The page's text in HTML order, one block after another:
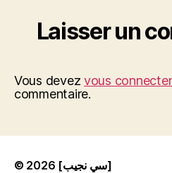
Laisser un
Vous devezvous connecter
commentaire.
© 2026 [سي نجيب]